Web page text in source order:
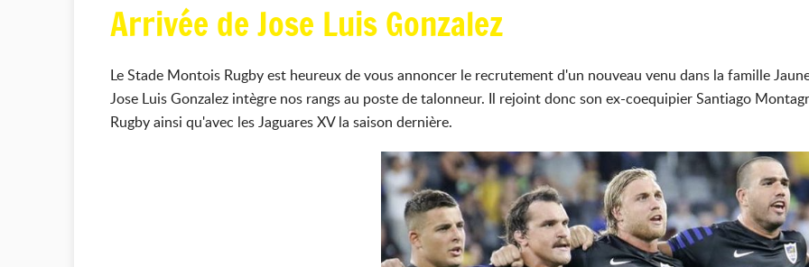
Arrivée de Jose Luis Gonzalez
Le Stade Montois Rugby est heureux de vous annoncer le recrutement d'un nouveau venu dans la famille
Jose Luis Gonzalez intègre nos rangs au poste de talonneur. Il rejoint donc son ex-coequipier Santiago
Rugby ainsi qu'avec les Jaguares XV la saison dernière.